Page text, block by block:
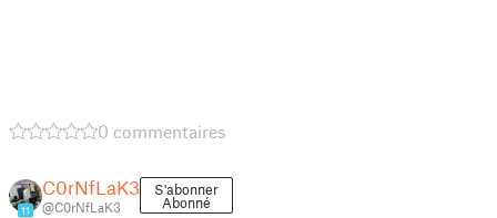
0 commentaires
11
C0rNfLaK3
@C0rNfLaK3
S'abonner
Abonné